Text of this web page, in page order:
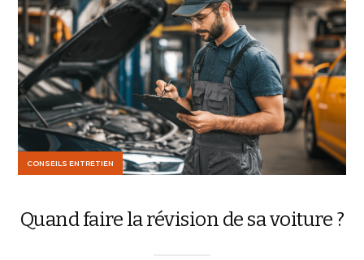
CONSEILS ENTRETIEN
Quand faire la révision de sa voiture ?